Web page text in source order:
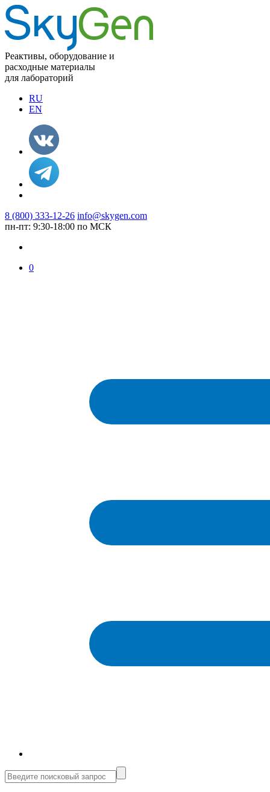
Реактивы, оборудование и
расходные материалы
для лабораторий
RU
EN
8 (800) 333-12-26 info@skygen.com
пн-пт: 9:30-18:00 по МСК
0